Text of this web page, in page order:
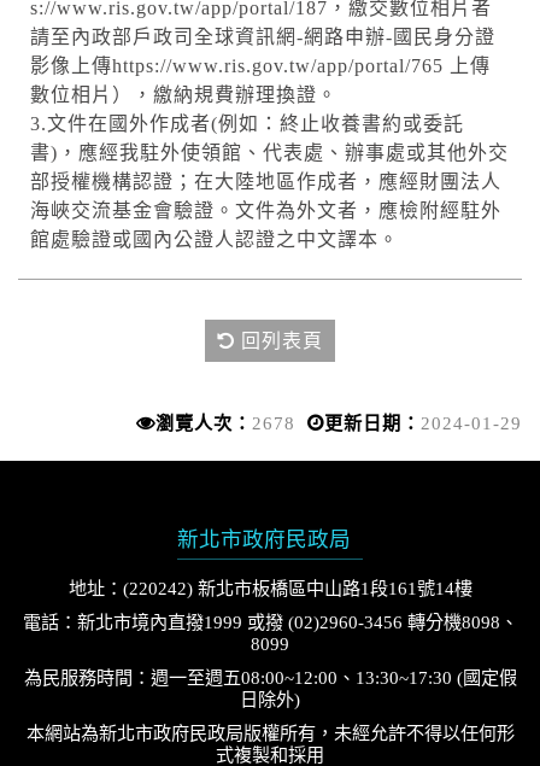
s://www.ris.gov.tw/app/portal/187，繳交數位相片者
請至內政部戶政司全球資訊網-網路申辦-國民身分證
影像上傳https://www.ris.gov.tw/app/portal/765 上傳
數位相片），繳納規費辦理換證。
3.文件在國外作成者(例如：終止收養書約或委託
書)，應經我駐外使領館、代表處、辦事處或其他外交
部授權機構認證；在大陸地區作成者，應經財團法人
海峽交流基金會驗證。文件為外文者，應檢附經駐外
館處驗證或國內公證人認證之中文譯本。
回列表頁
瀏覽人次： 2678 更新日期： 2024-01-29
新北市政府民政局
地址：(220242) 新北市板橋區中山路1段161號14樓
電話：新北市境內直撥1999 或撥 (02)2960-3456 轉分機8098、
8099
為民服務時間：週一至週五08:00~12:00、13:30~17:30 (國定假
日除外)
本網站為新北市政府民政局版權所有，未經允許不得以任何形
式複製和採用